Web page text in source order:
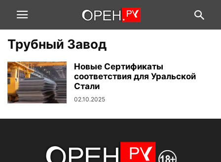
Трубный Завод
Новые Сертификаты
соответствия для Уральской
Стали
02.10.2025